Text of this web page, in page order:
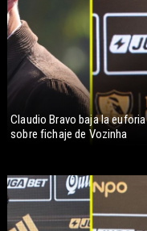
Claudio Bravo baja la euforia
sobre fichaje de Vozinha